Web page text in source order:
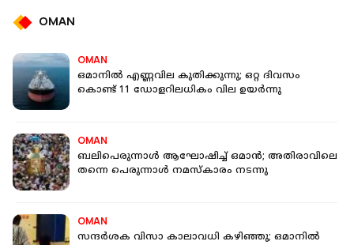
OMAN
OMAN
ഒമാനിൽ എണ്ണവില കുതിക്കുന്നു; ഒറ്റ ദിവസം
കൊണ്ട് 11 ഡോളറിലധികം വില ഉയർന്നു
OMAN
ബലിപെരുന്നാൾ ആഘോഷിച്ച് ഒമാൻ; അതിരാവിലെ
തന്നെ പെരുന്നാൾ നമസ്കാരം നടന്നു
OMAN
സന്ദര്‍ശക വിസാ കാലാവധി കഴിഞ്ഞു; ഒമാനില്‍